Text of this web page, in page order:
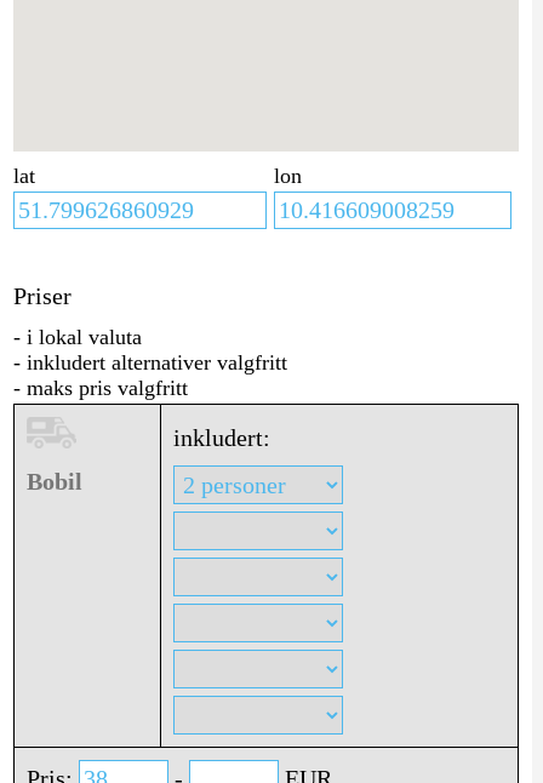
lat lon
Priser
- i lokal valuta
- inkludert alternativer valgfritt
- maks pris valgfritt
Bobil
inkludert: